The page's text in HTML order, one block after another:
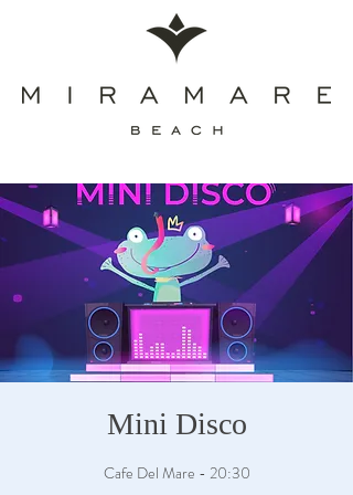
Mini Disco
Cafe Del Mare - 20:30